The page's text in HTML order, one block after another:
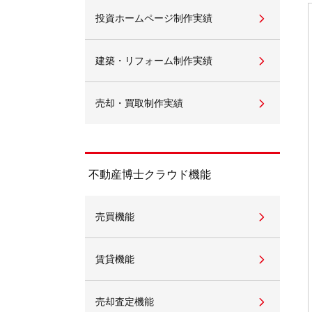
不動産動画制作事例 動画配信サイ
投資ホームページ制作実績
建築・リフォーム制作実績
売却・買取制作実績
不動産博士クラウド機能
売買機能
賃貸機能
売却査定機能